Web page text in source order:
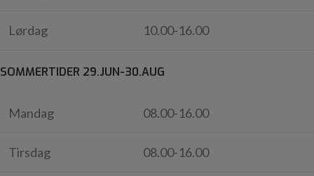
Lørdag 10.00-16.00
SOMMERTIDER 29.JUN-30.AUG
Mandag 08.00-16.00
Tirsdag 08.00-16.00